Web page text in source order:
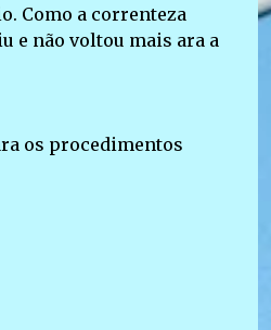
Como a correnteza
e não voltou mais ara a
os procedimentos